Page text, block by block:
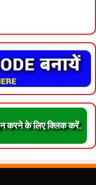
करने के लिए क्लिक करें.